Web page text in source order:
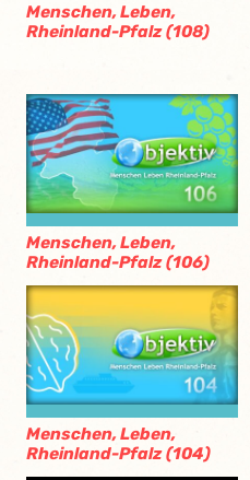
Menschen, Leben,
Rheinland-Pfalz (108)
Menschen, Leben,
Rheinland-Pfalz (106)
Menschen, Leben,
Rheinland-Pfalz (104)